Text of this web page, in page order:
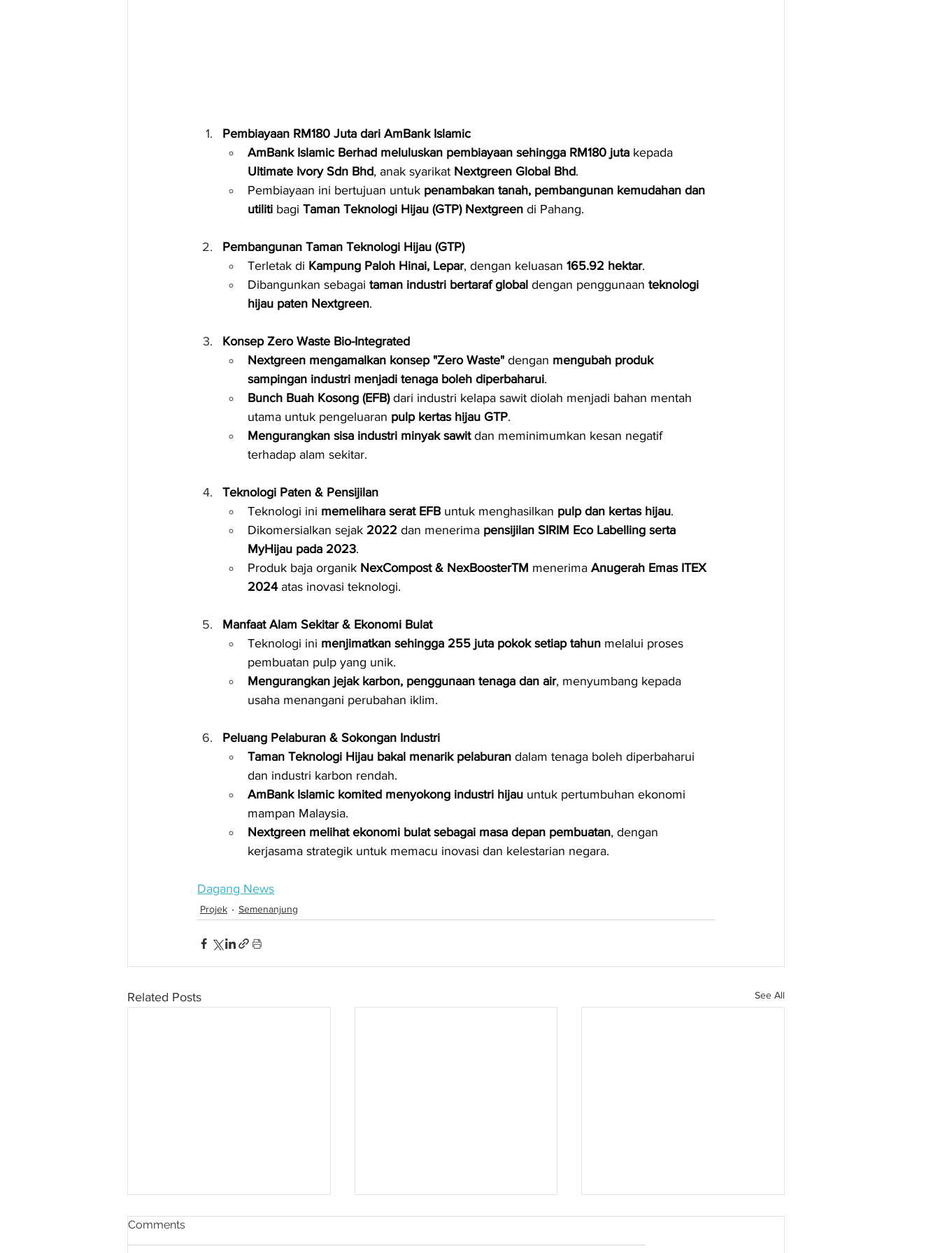
Pembiayaan RM180 Juta dari AmBank Islamic
AmBank Islamic Berhad meluluskan pembiayaan sehingga RM180 juta kepada
Ultimate Ivory Sdn Bhd, anak syarikat Nextgreen Global Bhd.
Pembiayaan ini bertujuan untuk penambakan tanah, pembangunan kemudahan dan
utiliti bagi Taman Teknologi Hijau (GTP) Nextgreen di Pahang.
Pembangunan Taman Teknologi Hijau (GTP)
Terletak di Kampung Paloh Hinai, Lepar, dengan keluasan 165.92 hektar.
Dibangunkan sebagai taman industri bertaraf global dengan penggunaan teknologi
hijau paten Nextgreen.
Konsep Zero Waste Bio-Integrated
Nextgreen mengamalkan konsep "Zero Waste" dengan mengubah produk
sampingan industri menjadi tenaga boleh diperbaharui.
Bunch Buah Kosong (EFB) dari industri kelapa sawit diolah menjadi bahan mentah
utama untuk pengeluaran pulp kertas hijau GTP.
Mengurangkan sisa industri minyak sawit dan meminimumkan kesan negatif
terhadap alam sekitar.
Teknologi Paten & Pensijilan
Teknologi ini memelihara serat EFB untuk menghasilkan pulp dan kertas hijau.
Dikomersialkan sejak 2022 dan menerima pensijilan SIRIM Eco Labelling serta
MyHijau pada 2023.
Produk baja organik NexCompost & NexBoosterTM menerima Anugerah Emas ITEX
2024 atas inovasi teknologi.
Manfaat Alam Sekitar & Ekonomi Bulat
Teknologi ini menjimatkan sehingga 255 juta pokok setiap tahun melalui proses
pembuatan pulp yang unik.
Mengurangkan jejak karbon, penggunaan tenaga dan air, menyumbang kepada
usaha menangani perubahan iklim.
Peluang Pelaburan & Sokongan Industri
Taman Teknologi Hijau bakal menarik pelaburan dalam tenaga boleh diperbaharui
dan industri karbon rendah.
AmBank Islamic komited menyokong industri hijau untuk pertumbuhan ekonomi
mampan Malaysia.
Nextgreen melihat ekonomi bulat sebagai masa depan pembuatan, dengan
kerjasama strategik untuk memacu inovasi dan kelestarian negara.
Dagang News
Projek Semenanjung
Related Posts See All
Comments